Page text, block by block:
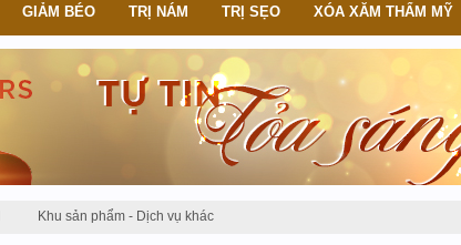
Khu sản phẩm - Dịch vụ khác
GIẢM BÉO TRỊ NÁM TRỊ SẸO XÓA XĂM THẨM MỸ